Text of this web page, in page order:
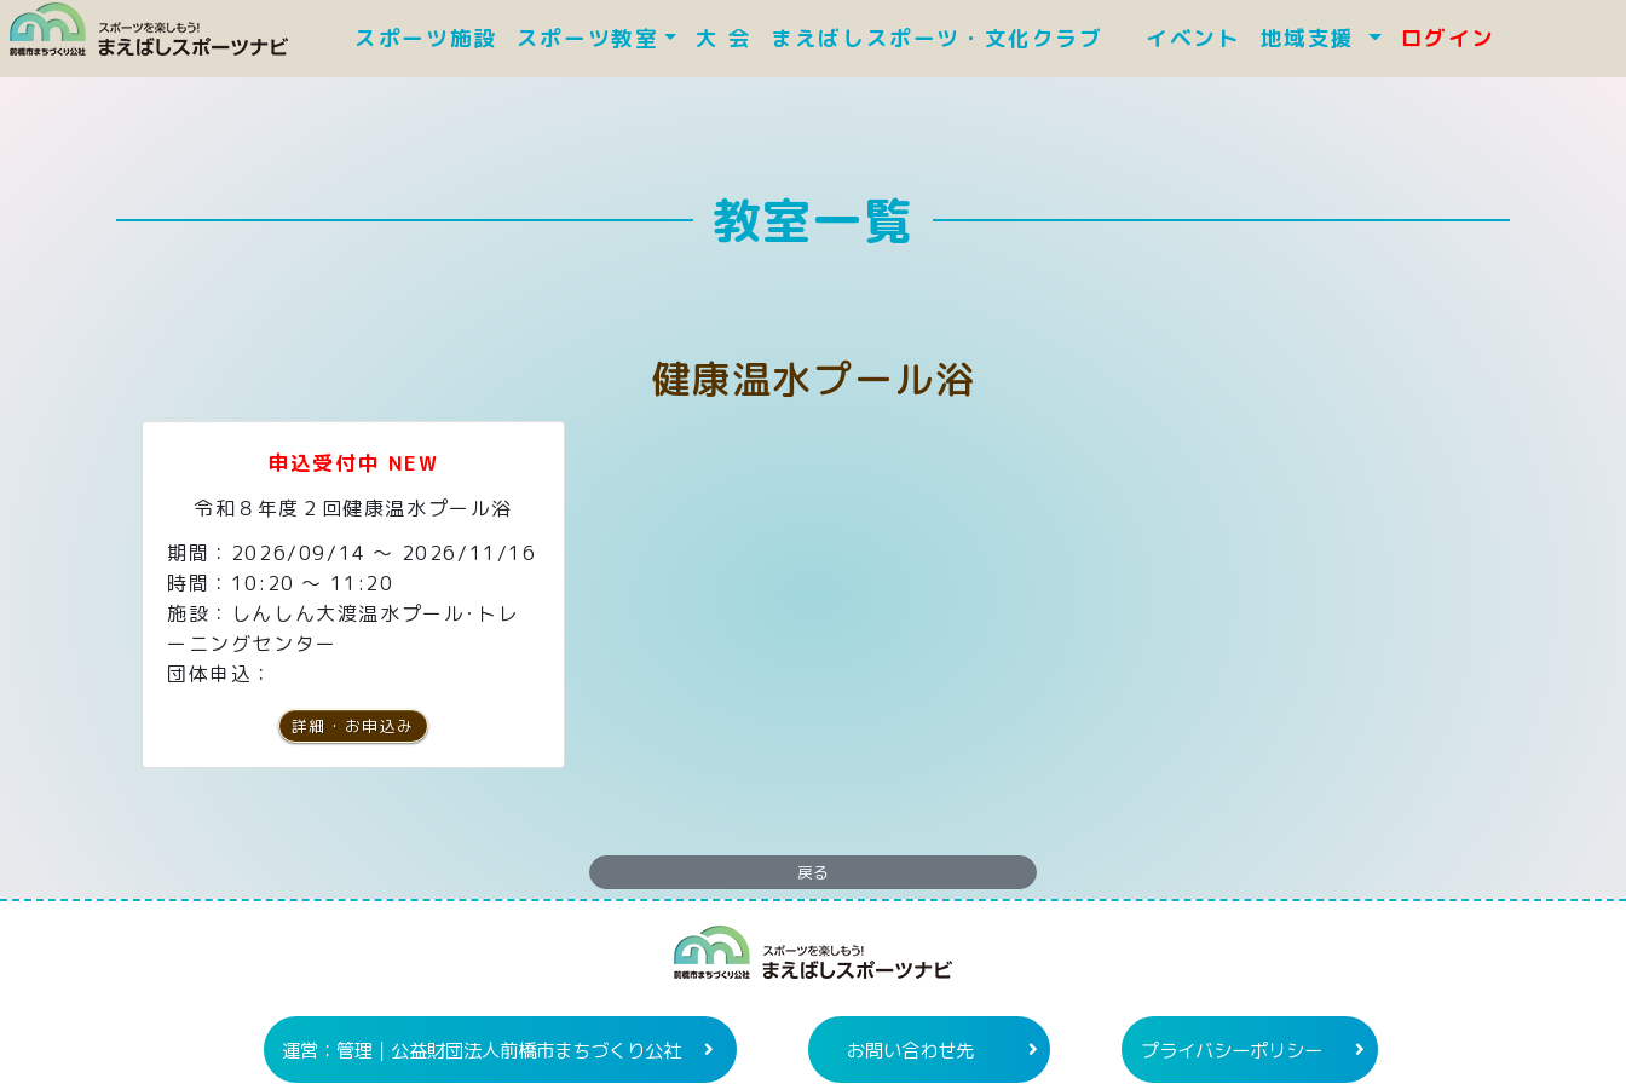
スポーツ施設 スポーツ教室 大 会 まえばしスポーツ・文化クラブ イベント 地域支援 ログイン
教室一覧
健康温水プール浴
申込受付中 NEW
令和８年度２回健康温水プール浴
期間：2026/09/14 ～ 2026/11/16
時間：10:20 ～ 11:20
施設：しんしん大渡温水プール･トレ
ーニングセンター
団体申込：
詳細・お申込み
戻る
運営：管理｜公益財団法人前橋市まちづくり公社 お問い合わせ先 プライバシーポリシー